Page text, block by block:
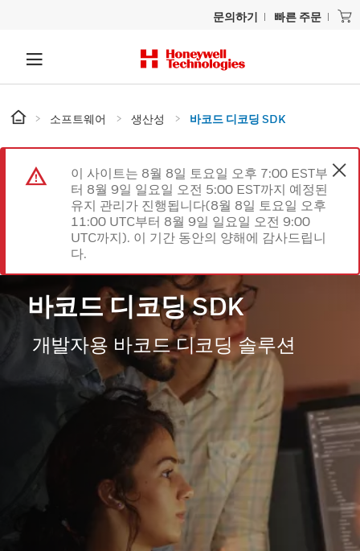
문의하기 빠른 주문
소프트웨어 생산성 바코드 디코딩 SDK
이 사이트는 8월 8일 토요일 오후 7:00 EST부
터 8월 9일 일요일 오전 5:00 EST까지 예정된
유지 관리가 진행됩니다(8월 8일 토요일 오후
11:00 UTC부터 8월 9일 일요일 오전 9:00
UTC까지). 이 기간 동안의 양해에 감사드립니
다.
바코드 디코딩 SDK
개발자용 바코드 디코딩 솔루션